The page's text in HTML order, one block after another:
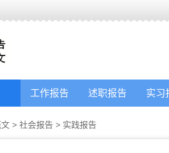
工作报告 述职报告 实习
> 社会报告 > 实践报告